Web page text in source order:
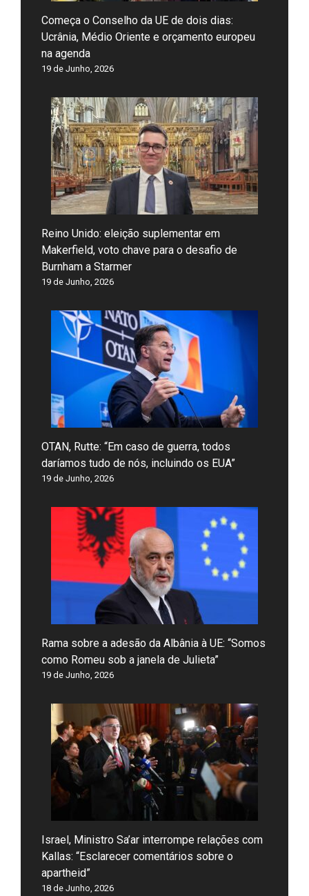
Começa o Conselho da UE de dois dias:
Ucrânia, Médio Oriente e orçamento europeu
na agenda
19 de Junho, 2026
Reino Unido: eleição suplementar em
Makerfield, voto chave para o desafio de
Burnham a Starmer
19 de Junho, 2026
OTAN, Rutte: “Em caso de guerra, todos
daríamos tudo de nós, incluindo os EUA”
19 de Junho, 2026
Rama sobre a adesão da Albânia à UE: “Somos
como Romeu sob a janela de Julieta”
19 de Junho, 2026
Israel, Ministro Sa’ar interrompe relações com
Kallas: “Esclarecer comentários sobre o
apartheid”
18 de Junho, 2026